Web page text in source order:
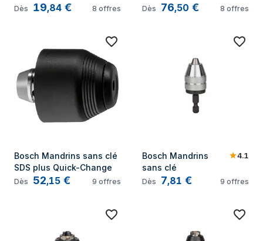
Dès 19,84 € 8 offres Dès 76,50 € 8 offres
Bosch Mandrins sans clé
SDS plus Quick-Change
Dès 52,15 € 9 offres
Bosch Mandrins
sans clé
4.1
Dès 7,81 € 9 offres